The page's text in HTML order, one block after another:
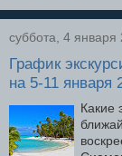
суббота, 4 января
График
на 5-11 января
Какие